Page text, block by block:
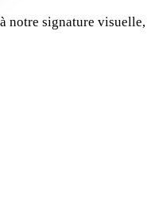
notre signature